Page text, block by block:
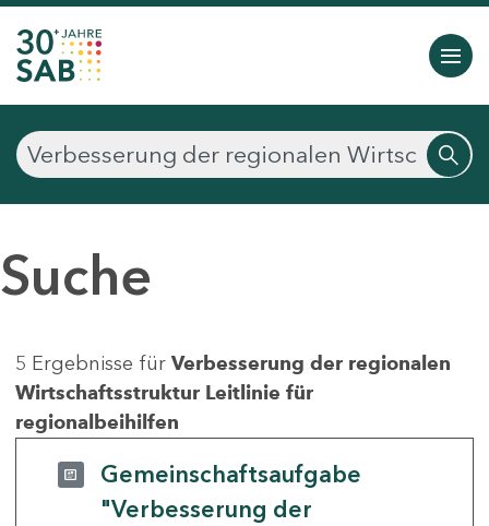
Suche
5 Ergebnisse für Verbesserung der regionalen
Wirtschaftsstruktur Leitlinie für
regionalbeihilfen
Gemeinschaftsaufgabe
"Verbesserung der